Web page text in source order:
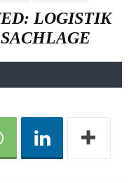
LOGISTIK